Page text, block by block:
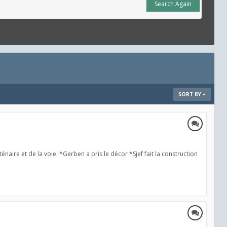
Search Again
SORT BY
et de la voie. *Gerben a pris le décor *Sjef fait la construction